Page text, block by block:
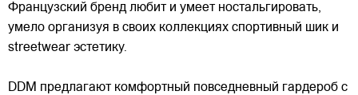
Французский бренд любит и умеет ностальгировать,
умело организуя в своих коллекциях спортивный шик и
streetwear эстетику.
DDM предлагают комфортный повседневный гардероб с